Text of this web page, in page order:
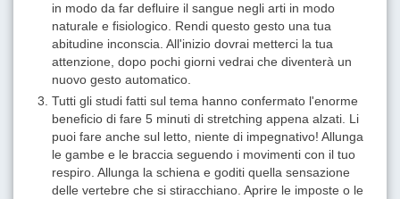
in modo da far defluire il sangue negli arti in modo
naturale e fisiologico. Rendi questo gesto una tua
abitudine inconscia. All'inizio dovrai metterci la tua
attenzione, dopo pochi giorni vedrai che diventerà un
nuovo gesto automatico.
Tutti gli studi fatti sul tema hanno confermato l'enorme
beneficio di fare 5 minuti di stretching appena alzati. Li
puoi fare anche sul letto, niente di impegnativo! Allunga
le gambe e le braccia seguendo i movimenti con il tuo
respiro. Allunga la schiena e goditi quella sensazione
delle vertebre che si stiracchiano. Aprire le imposte o le